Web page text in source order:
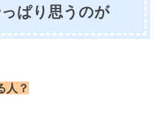
ぱり思うのが
人？